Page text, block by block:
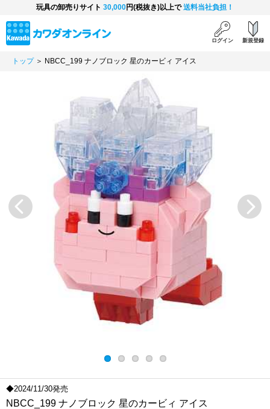
玩具の卸売りサイト 30,000円(税抜き)以上で送料当社負担！
ログイン 新規登録
トップ＞ NBCC_199 ナノブロック 星のカービィ アイス
◆2024/11/30発売
NBCC_199 ナノブロック 星のカービィ アイス